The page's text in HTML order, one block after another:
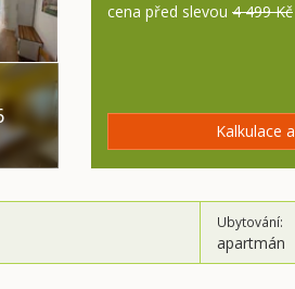
cena před slevou 4 499 Kč
Kalkulace
Ubytování:
apartmán